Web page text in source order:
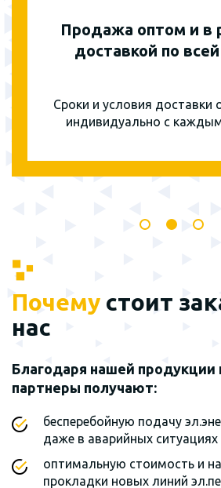
Продажа оптом и в
доставкой по
Сроки и условия доставки
индивидуально с
Почему стоит
нас
Благодаря нашей продукции
партнеры получают:
бесперебойную подачу
даже в аварийных ситуациях
оптимальную стоимость и
прокладки новых линий